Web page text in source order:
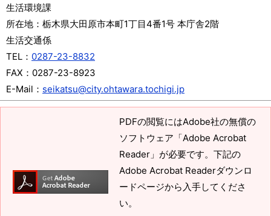
生活環境課
所在地： 栃木県大田原市本町1丁目4番1号 本庁舎2階
生活交通係
TEL： 0287-23-8832
FAX： 0287-23-8923
E-Mail： seikatsu@city.ohtawara.tochigi.jp
PDFの閲覧にはAdobe社の無償の
ソフトウェア「Adobe Acrobat
Reader」が必要です。下記の
Adobe Acrobat Readerダウンロ
ードページから入手してくださ
い。